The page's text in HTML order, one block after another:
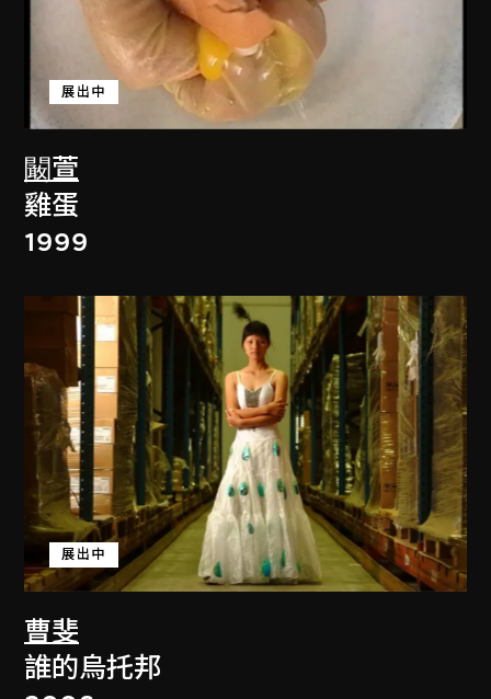
闞萱
展出中
雞蛋
1999
曹斐
展出中
誰的烏托邦